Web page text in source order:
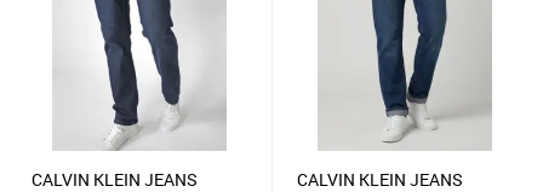
CALVIN KLEIN JEANS
CALVIN KLEIN JEANS